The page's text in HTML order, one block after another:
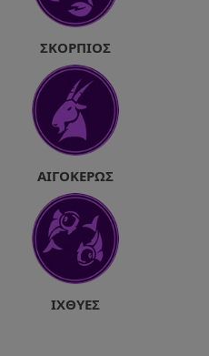
ΣΚΟΡΠΙΌΣ
ΑΙΓΌΚΕΡΩΣ
ΙΧΘΎΕΣ